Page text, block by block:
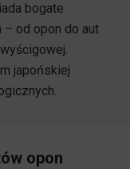
bogate
– od opon do aut
japońskiej
opon